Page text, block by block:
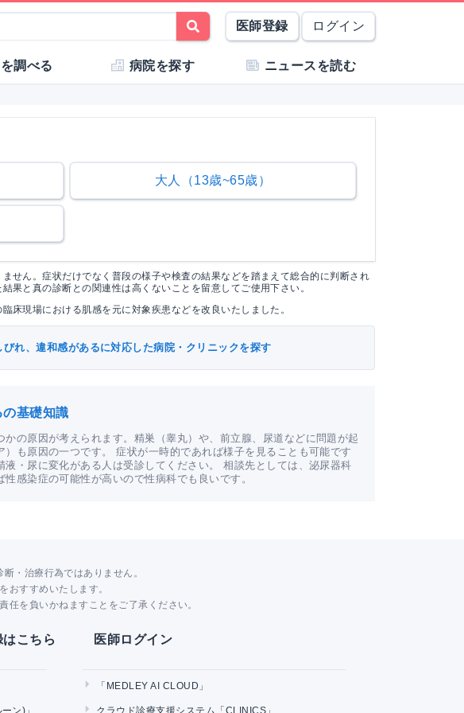
医師登録 ログイン
調べる 病院を探す ニュースを読む
大人（13歳~65歳）
せん。症状だけでなく普段の様子や検査の結果などを踏まえて総合的に判断され
果と真の診断との関連性は高くないことを留意してご使用下さい。
床現場における肌感を元に対象疾患などを改良いたしました。
びれ、違和感があるに対応した病院・クリニックを探す
基礎知識
の原因が考えられます。精巣（睾丸）や、前立腺、尿道などに問題が起
も原因の一つです。 症状が一時的であれば様子を見ることも可能です
・尿に変化がある人は受診してください。 相談先としては、泌尿器科
感染症の可能性が高いので性病科でも良いです。
・治療行為ではありません。
おすすめいたします。
を負いかねますことをご了承ください。
はこちら 医師ログイン
ン)」
「MEDLEY AI CLOUD」
クラウド診療支援システム「CLINICS」